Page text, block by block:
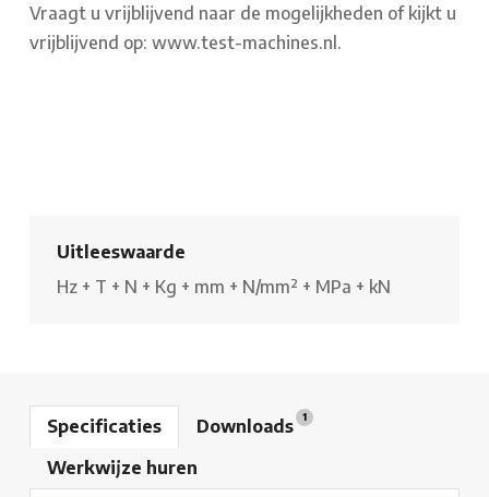
Vraagt u vrijblijvend naar de mogelijkheden of kijkt u
vrijblijvend op: www.test-machines.nl.
Uitleeswaarde
Hz + T + N + Kg + mm + N/mm² + MPa + kN
Specificaties Downloads 1
Werkwijze huren